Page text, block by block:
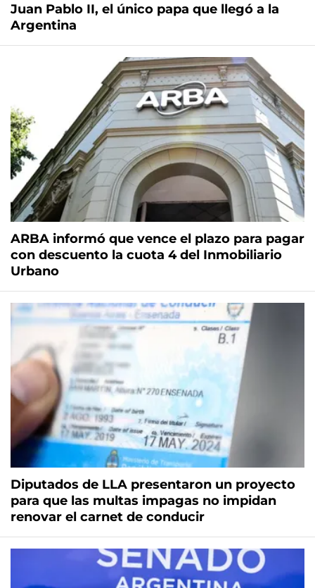
Juan Pablo II, el único papa que llegó a la
Argentina
ARBA informó que vence el plazo para pagar
con descuento la cuota 4 del Inmobiliario
Urbano
Diputados de LLA presentaron un proyecto
para que las multas impagas no impidan
renovar el carnet de conducir